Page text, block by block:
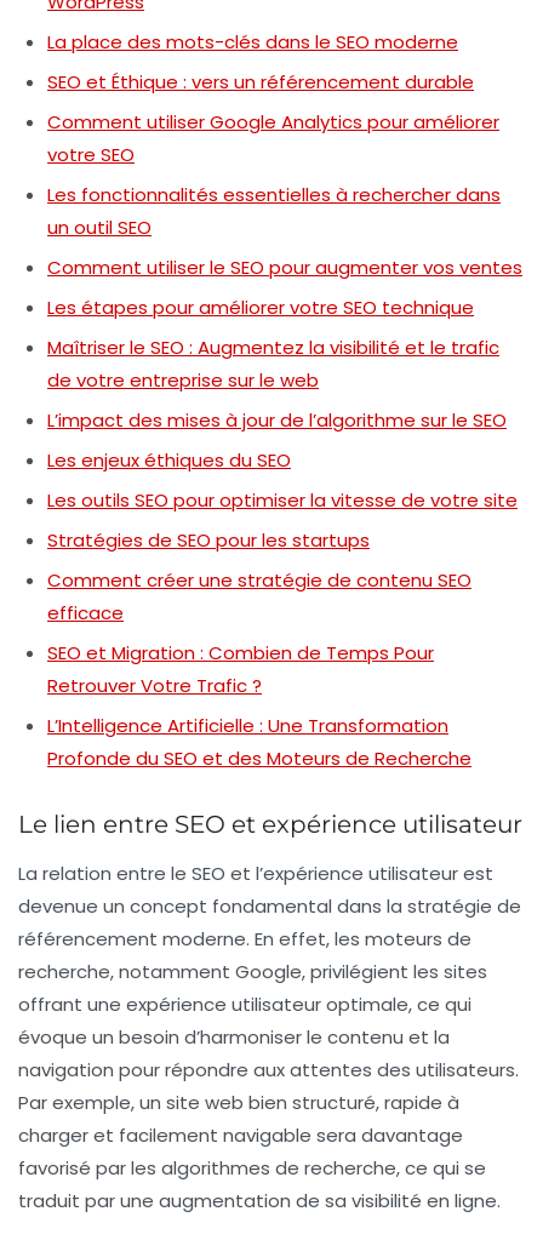
La place des mots-clés dans le SEO moderne
SEO et Éthique : vers un référencement durable
Comment utiliser Google Analytics pour améliorer
votre SEO
Les fonctionnalités essentielles à rechercher dans
un outil SEO
Comment utiliser le SEO pour augmenter vos ventes
Les étapes pour améliorer votre SEO technique
Maîtriser le SEO : Augmentez la visibilité et le trafic
de votre entreprise sur le web
L’impact des mises à jour de l’algorithme sur le SEO
Les enjeux éthiques du SEO
Les outils SEO pour optimiser la vitesse de votre site
Stratégies de SEO pour les startups
Comment créer une stratégie de contenu SEO
efficace
SEO et Migration : Combien de Temps Pour
Retrouver Votre Trafic ?
L’Intelligence Artificielle : Une Transformation
Profonde du SEO et des Moteurs de Recherche
Le lien entre SEO et expérience utilisateur
La relation entre le SEO et l’expérience utilisateurest
devenue un concept fondamental dans la stratégie de
référencement moderne. En effet, les moteurs de
recherche, notamment Google, privilégient les sites
offrant une expérience utilisateur optimale, ce qui
évoque un besoin d’harmoniser le contenu et la
navigation pour répondre aux attentes des utilisateurs.
Par exemple, un site web bien structuré, rapide à
charger et facilement navigable sera davantage
favorisé par les algorithmes de recherche, ce qui se
traduit par une augmentation de sa visibilité en ligne.